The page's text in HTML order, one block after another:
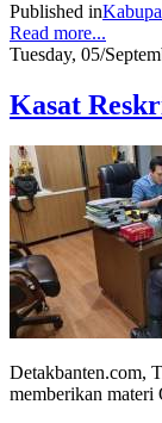
Published in
Read more...
Tuesday, 05/
Kasat
Detakbanten.com,
memberikan materi